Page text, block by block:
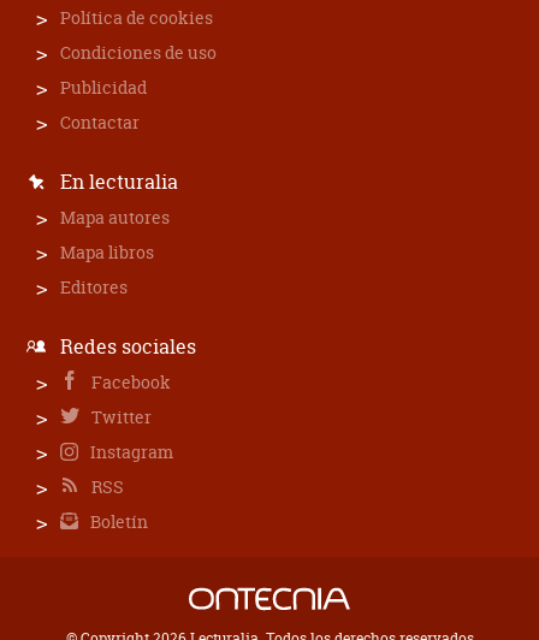
Política de cookies
Condiciones de uso
Publicidad
Contactar
En lecturalia
Mapa autores
Mapa libros
Editores
Redes sociales
Facebook
Twitter
Instagram
RSS
Boletín